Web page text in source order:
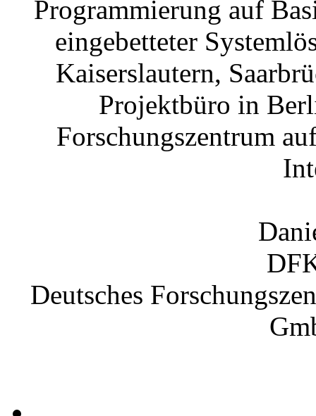
Programmierung auf
eingebetteter
Kaiserslautern,
Projektbüro in
Forschungszentrum
Deutsches